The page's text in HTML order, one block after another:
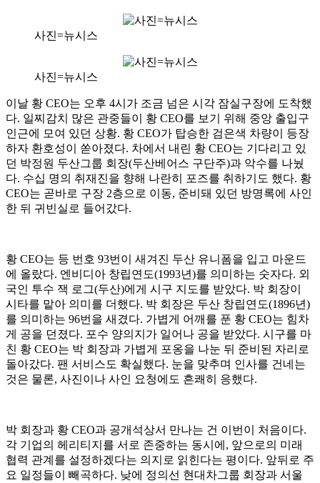
사진=뉴시스
사진=뉴시스
이날 황 CEO는 오후 4시가 조금 넘은 시각 잠실구장에 도착했
다. 일찌감치 많은 관중들이 황 CEO를 보기 위해 중앙 출입구
인근에 모여 있던 상황. 황 CEO가 탑승한 검은색 차량이 등장
하자 환호성이 쏟아졌다. 차에서 내린 황 CEO는 기다리고 있
던 박정원 두산그룹 회장(두산베어스 구단주)과 악수를 나눴
다. 수십 명의 취재진을 향해 나란히 포즈를 취하기도 했다. 황
CEO는 곧바로 구장 2층으로 이동, 준비돼 있던 방명록에 사인
한 뒤 귀빈실로 들어갔다.
황 CEO는 등 번호 93번이 새겨진 두산 유니폼을 입고 마운드
에 올랐다. 엔비디아 창립연도(1993년)를 의미하는 숫자다. 외
국인 투수 잭 로그(두산)에게 시구 지도를 받았다. 박 회장이
시타를 맡아 의미를 더했다. 박 회장은 두산 창립연도(1896년)
를 의미하는 96번을 새겼다. 가볍게 어깨를 푼 황 CEO는 힘차
게 공을 던졌다. 포수 양의지가 일어나 공을 받았다. 시구를 마
친 황 CEO는 박 회장과 가볍게 포옹을 나눈 뒤 준비된 자리로
돌아갔다. 팬 서비스도 확실했다. 눈을 맞추며 인사를 건네는
것은 물론, 사진이나 사인 요청에도 흔쾌히 응했다.
박 회장과 황 CEO과 공개석상서 만나는 건 이번이 처음이다.
각 기업의 헤리티지를 서로 존중하는 동시에, 앞으로의 미래
협력 관계를 설정하겠다는 의지로 읽힌다는 평이다. 앞뒤로 주
요 일정들이 빼곡하다. 낮에 정의선 현대차그룹 회장과 서울